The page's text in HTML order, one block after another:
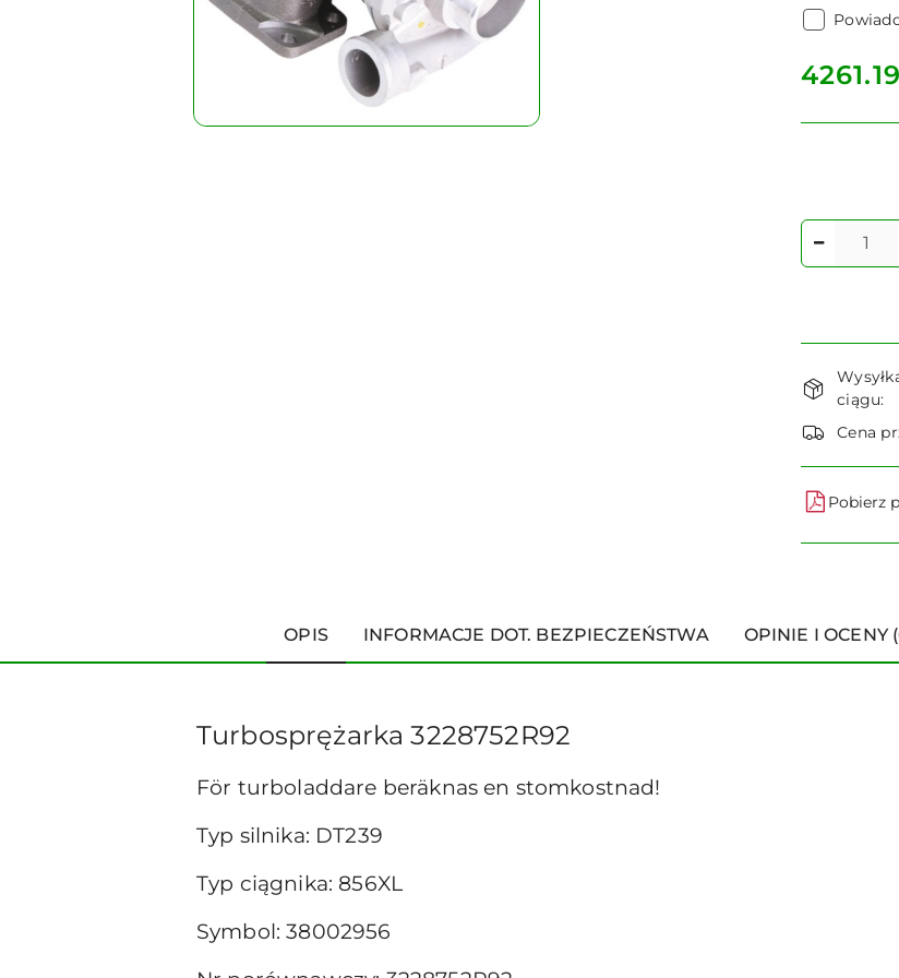
cena:
4261.19
Ilość
i
ciągu:
Cena
Pobierz
OPIS INFORMACJE DOT. BEZPIECZEŃSTWA OPINIE I OCENY
Turbosprężarka 3228752R92
För turboladdare beräknas en stomkostnad!
Typ silnika: DT239
Typ ciągnika: 856XL
Symbol: 38002956